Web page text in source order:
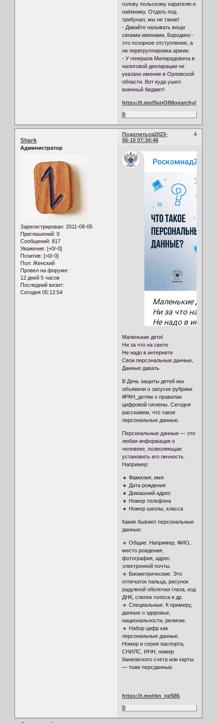
голову польскому карателю и
наёмнику. Отдать под
трибунал, мы не такие!
- Давайте называть вещи
своими именами, Бородино -
это позорное отступление, а
не перегруппировка армии.
- У генерала Милорадовича в
налоговой декларации не
указано имение в Орловской
области. Вот куда ушел
военный бюджет!
https://t.me/SonOfMonarchy/10006
0
Поделиться 4
2023-
06-10 07:34:46
Shark
Администратор
Зарегистрирован: 2011-08-05
Приглашений: 0
Сообщений: 817
Уважение: [+0/-0]
Позитив: [+0/-0]
Пол: Женский
Провел на форуме:
12 дней 5 часов
Последний визит:
Сегодня 05:12:54
Маленькие дети!
Ни за что на свете
Не надо в интернете
Свои персональные данные,
Данные давать.
В День защиты детей мы
объявили о запуске рубрики
#РКН_детям о правилах
цифровой гигиены. Сегодня
расскажем, что такое
персональные данные.
Персональные данные — это
любая информация о
человеке, позволяющая
установить его личность.
Например:
🔸 Фамилия, имя
🔸 Дата рождения
🔸 Домашний адрес
🔸 Номер телефона
🔸 Номер школы, класса
Какие бывают персональные
данные:
🔹 Общие. Например, ФИО,
место рождения,
фотография, адрес
электронной почты.
🔹 Биометрические. Это
отпечаток пальца, рисунок
радужной оболочки глаза, код
ДНК, слепок голоса и др.
🔹 Специальные. К примеру,
данные о здоровье,
национальности, религии.
🔹 Набор цифр как
персональные данные.
Номер и серия паспорта,
СНИЛС, ИНН, номер
банковского счета или карты
— тоже персданные.
https://t.me/rkn_tg/585
0